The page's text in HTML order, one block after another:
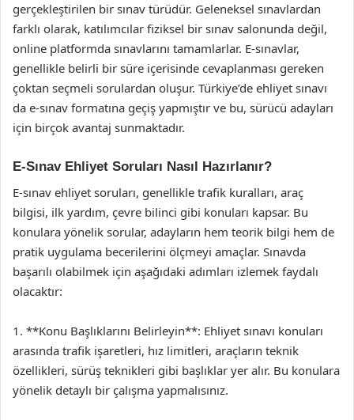
gerçekleştirilen bir sınav türüdür. Geleneksel sınavlardan
farklı olarak, katılımcılar fiziksel bir sınav salonunda değil,
online platformda sınavlarını tamamlarlar. E-sınavlar,
genellikle belirli bir süre içerisinde cevaplanması gereken
çoktan seçmeli sorulardan oluşur. Türkiye’de ehliyet sınavı
da e-sınav formatına geçiş yapmıştır ve bu, sürücü adayları
için birçok avantaj sunmaktadır.
E-Sınav Ehliyet Soruları Nasıl Hazırlanır?
E-sınav ehliyet soruları, genellikle trafik kuralları, araç
bilgisi, ilk yardım, çevre bilinci gibi konuları kapsar. Bu
konulara yönelik sorular, adayların hem teorik bilgi hem de
pratik uygulama becerilerini ölçmeyi amaçlar. Sınavda
başarılı olabilmek için aşağıdaki adımları izlemek faydalı
olacaktır:
1. **Konu Başlıklarını Belirleyin**: Ehliyet sınavı konuları
arasında trafik işaretleri, hız limitleri, araçların teknik
özellikleri, sürüş teknikleri gibi başlıklar yer alır. Bu konulara
yönelik detaylı bir çalışma yapmalısınız.